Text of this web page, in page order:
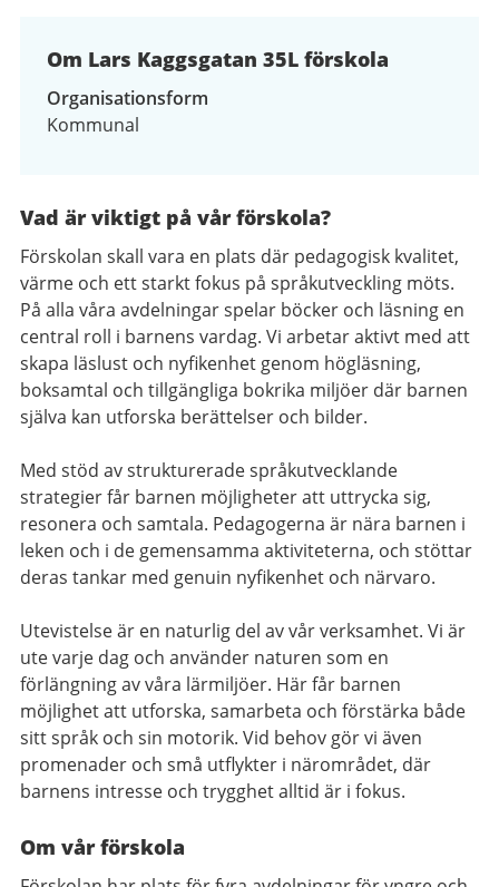
Om Lars Kaggsgatan 35L förskola
Organisationsform
Kommunal
Vad är viktigt på vår förskola?
Förskolan skall vara en plats där pedagogisk kvalitet,
värme och ett starkt fokus på språkutveckling möts.
På alla våra avdelningar spelar böcker och läsning en
central roll i barnens vardag. Vi arbetar aktivt med att
skapa läslust och nyfikenhet genom högläsning,
boksamtal och tillgängliga bokrika miljöer där barnen
själva kan utforska berättelser och bilder.
Med stöd av strukturerade språkutvecklande
strategier får barnen möjligheter att uttrycka sig,
resonera och samtala. Pedagogerna är nära barnen i
leken och i de gemensamma aktiviteterna, och stöttar
deras tankar med genuin nyfikenhet och närvaro.
Utevistelse är en naturlig del av vår verksamhet. Vi är
ute varje dag och använder naturen som en
förlängning av våra lärmiljöer. Här får barnen
möjlighet att utforska, samarbeta och förstärka både
sitt språk och sin motorik. Vid behov gör vi även
promenader och små utflykter i närområdet, där
barnens intresse och trygghet alltid är i fokus.
Om vår förskola